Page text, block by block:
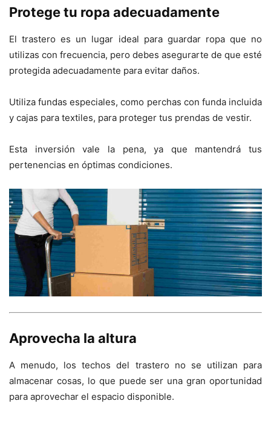
Protege tu ropa adecuadamente
El trastero es un lugar ideal para guardar ropa que no
utilizas con frecuencia, pero debes asegurarte de que esté
protegida adecuadamente para evitar daños.
Utiliza fundas especiales, como perchas con funda incluida
y cajas para textiles, para proteger tus prendas de vestir.
Esta inversión vale la pena, ya que mantendrá tus
pertenencias en óptimas condiciones.
Aprovecha la altura
A menudo, los techos del trastero no se utilizan para
almacenar cosas, lo que puede ser una gran oportunidad
para aprovechar el espacio disponible.